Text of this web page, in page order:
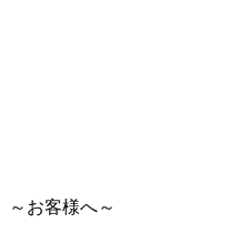
～お客様へ～